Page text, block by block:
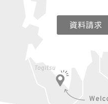
資料請求